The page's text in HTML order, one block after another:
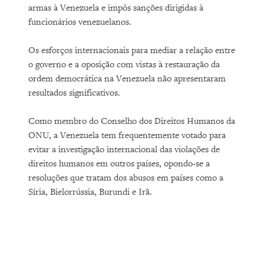
armas à Venezuela e impôs sanções dirigidas à
funcionários venezuelanos.
Os esforços internacionais para mediar a relação entre
o governo e a oposição com vistas à restauração da
ordem democrática na Venezuela não apresentaram
resultados significativos.
Como membro do Conselho dos Direitos Humanos da
ONU, a Venezuela tem frequentemente votado para
evitar a investigação internacional das violações de
direitos humanos em outros países, opondo-se a
resoluções que tratam dos abusos em países como a
Síria, Bielorrússia, Burundi e Irã.